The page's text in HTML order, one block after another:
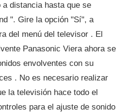
a distancia hasta que se
". Gire la opción "Sí", a
del menú del televisor . El
Panasonic Viera ahora se
envolventes con su
. No es necesario realizar
la televisión hace todo el
para el ajuste de sonido